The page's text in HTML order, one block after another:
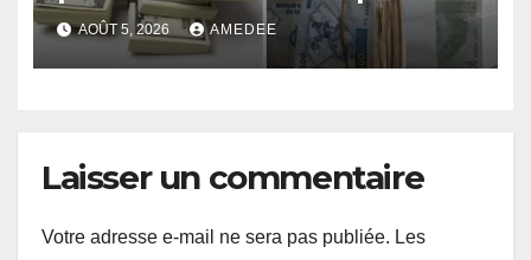
de 50 millions USD le 11 août
2026 au moyen des
Obligations du Trésor
AOÛT 5, 2026 AMEDEE
Laisser un commentaire
Votre adresse e-mail ne sera pas publiée. Les